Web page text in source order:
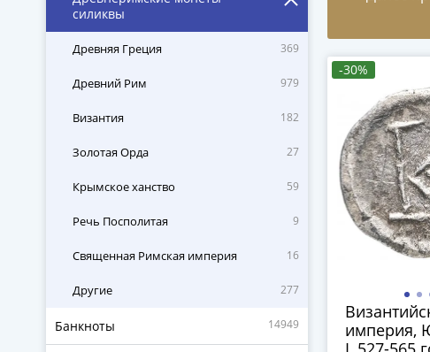
силиквы
Древняя Греция 369
Древний Рим 979
Византия 182
Золотая Орда 27
Крымское ханство 59
Речь Посполитая 9
Священная Римская империя 16
Другие 277
Банкноты 14949
-30%
империя,